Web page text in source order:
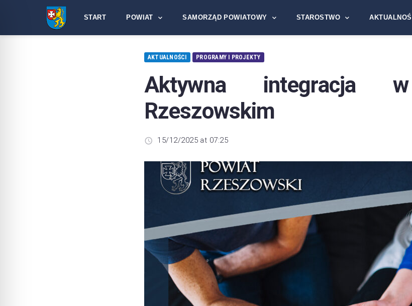
START POWIAT SAMORZĄD POWIATOWY STAROSTWO
AKTUALNOŚCI PROGRAMY I PROJEKTY
Aktywna integracja
Rzeszowskim
15/12/2025 at 07:25